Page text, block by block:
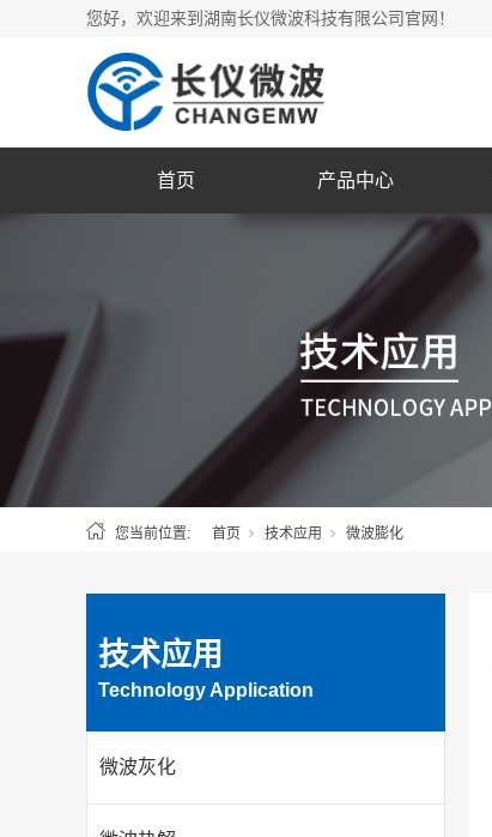
您好，欢迎来到湖南长仪微波科技有限公司官网！
首页 产品中心
您当前位置: 首页 技术应用 微波膨化
技术应用
Technology Application
微波灰化